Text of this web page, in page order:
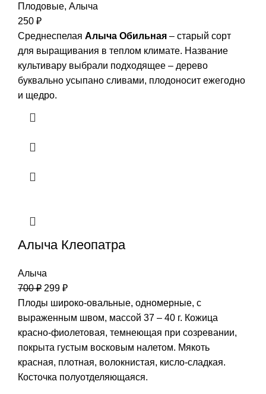
Плодовые, Алыча
250 ₽
Среднеспелая Алыча Обильная – старый сорт
для выращивания в теплом климате. Название
культивару выбрали подходящее – дерево
буквально усыпано сливами, плодоносит ежегодно
и щедро.
Алыча Клеопатра
Алыча
700₽ 299 ₽
Плоды широко-овальные, одномерные, с
выраженным швом, массой 37 – 40 г. Кожица
красно-фиолетовая, темнеющая при созревании,
покрыта густым восковым налетом. Мякоть
красная, плотная, волокнистая, кисло-сладкая.
Косточка полуотделяющаяся.